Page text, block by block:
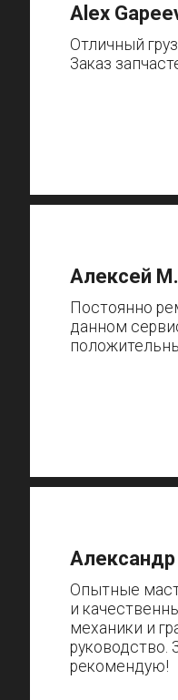
Alex
Отличный
Заказ
Алексей М.
Постоянно
данном
Александр
Опытные
и
механики и
руководство.
рекомендую!